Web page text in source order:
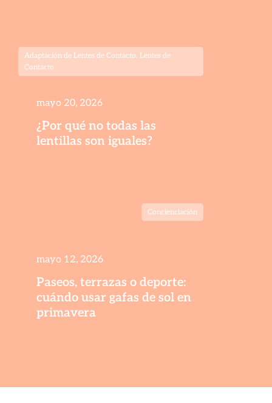
mayo 20, 2026
Adaptación de Lentes de Contacto, Lentes de
Contacto
¿Por qué no todas las
lentillas son iguales?
mayo 12, 2026
Concienciación
Paseos, terrazas o deporte:
cuándo usar gafas de sol en
primavera